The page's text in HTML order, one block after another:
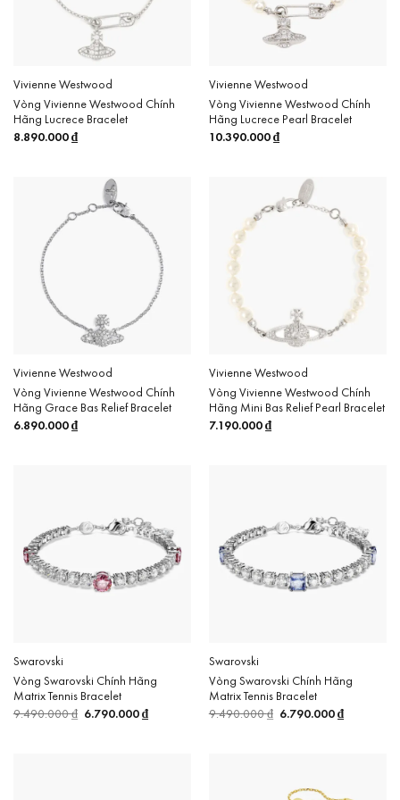
Vivienne Westwood
Vòng Vivienne Westwood Chính
Hãng Lucrece Bracelet
8.890.000₫
Vivienne Westwood
Vòng Vivienne Westwood Chính
Hãng Lucrece Pearl Bracelet
10.390.000₫
Vivienne Westwood
Vòng Vivienne Westwood Chính
Hãng Grace Bas Relief Bracelet
6.890.000₫
Vivienne Westwood
Vòng Vivienne Westwood Chính
Hãng Mini Bas Relief Pearl Bracelet
7.190.000₫
Swarovski
Vòng Swarovski Chính Hãng
Matrix Tennis Bracelet
9.490.000₫ Giá
6.790.000₫Giá
hiện
Swarovski
Vòng Swarovski Chính Hãng
Matrix Tennis Bracelet
9.490.000₫ Giá
6.790.000₫Giá
hiện